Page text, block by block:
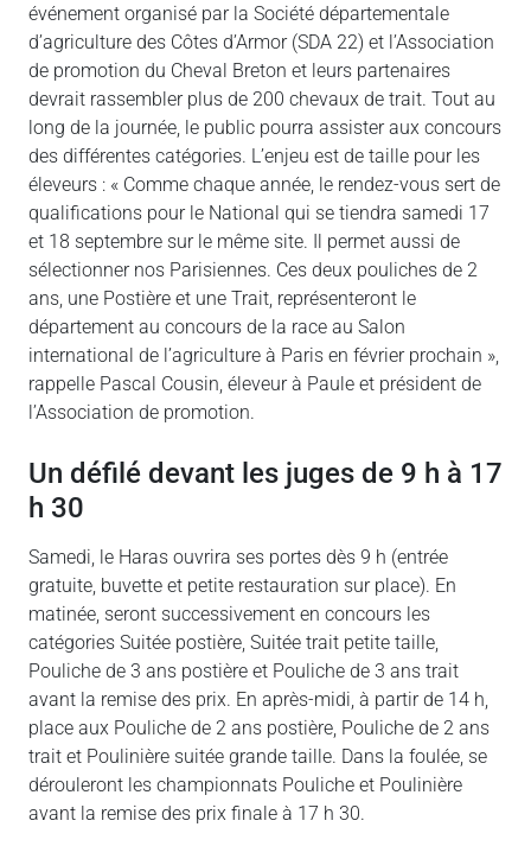
événement organisé par la Société départementale
d’agriculture des Côtes d’Armor (SDA 22) et l’Association
de promotion du Cheval Breton et leurs partenaires
devrait rassembler plus de 200 chevaux de trait. Tout au
long de la journée, le public pourra assister aux concours
des différentes catégories. L’enjeu est de taille pour les
éleveurs : « Comme chaque année, le rendez-vous sert de
qualifications pour le National qui se tiendra samedi 17
et 18 septembre sur le même site. Il permet aussi de
sélectionner nos Parisiennes. Ces deux pouliches de 2
ans, une Postière et une Trait, représenteront le
département au concours de la race au Salon
international de l’agriculture à Paris en février prochain »,
rappelle Pascal Cousin, éleveur à Paule et président de
l’Association de promotion.
un défilé devant les juges de 9 h à 17
h 30
Samedi, le Haras ouvrira ses portes dès 9 h (entrée
gratuite, buvette et petite restauration sur place). En
matinée, seront successivement en concours les
catégories Suitée postière, Suitée trait petite taille,
Pouliche de 3 ans postière et Pouliche de 3 ans trait
avant la remise des prix. En après-midi, à partir de 14 h,
place aux Pouliche de 2 ans postière, Pouliche de 2 ans
trait et Poulinière suitée grande taille. Dans la foulée, se
dérouleront les championnats Pouliche et Poulinière
avant la remise des prix finale à 17 h 30.